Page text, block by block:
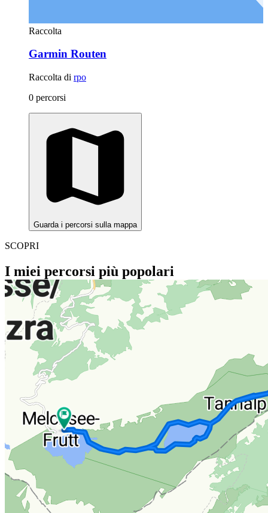
Raccolta
Garmin Routen
Raccolta di rpo
0 percorsi
Guarda i percorsi sulla mappa
SCOPRI
I miei percorsi più popolari